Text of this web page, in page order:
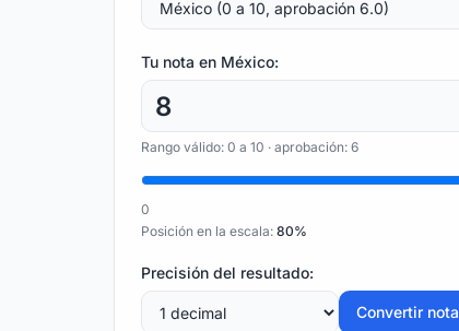
Tu nota en México:
Rango válido: 0 a 10 · aprobación: 6
0
Posición en la escala: 80%
Precisión del resultado:
Convertir nota